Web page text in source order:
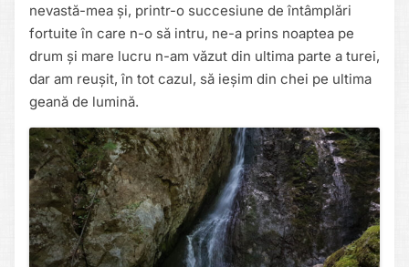
nevastă-mea și, printr-o succesiune de întâmplări
fortuite în care n-o să intru, ne-a prins noaptea pe
drum și mare lucru n-am văzut din ultima parte a turei,
dar am reușit, în tot cazul, să ieșim din chei pe ultima
geană de lumină.